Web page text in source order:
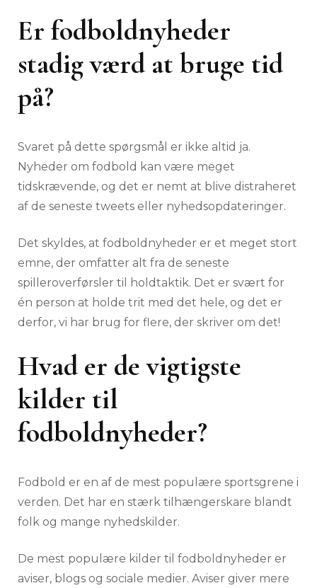
Er fodboldnyheder
stadig værd at bruge tid
på?
Svaret på dette spørgsmål er ikke altid ja.
Nyheder om fodbold kan være meget
tidskrævende, og det er nemt at blive distraheret
af de seneste tweets eller nyhedsopdateringer.
Det skyldes, at fodboldnyheder er et meget stort
emne, der omfatter alt fra de seneste
spilleroverførsler til holdtaktik. Det er svært for
én person at holde trit med det hele, og det er
derfor, vi har brug for flere, der skriver om det!
Hvad er de vigtigste
kilder til
fodboldnyheder?
Fodbold er en af de mest populære sportsgrene i
verden. Det har en stærk tilhængerskare blandt
folk og mange nyhedskilder.
De mest populære kilder til fodboldnyheder er
aviser, blogs og sociale medier. Aviser giver mere